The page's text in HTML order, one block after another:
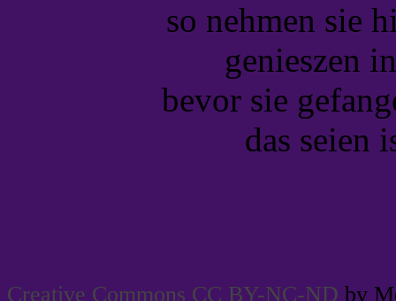
so nehmen sie
genieszen
bevor sie
das seien
Creative Commons CC BY-NC-ND by